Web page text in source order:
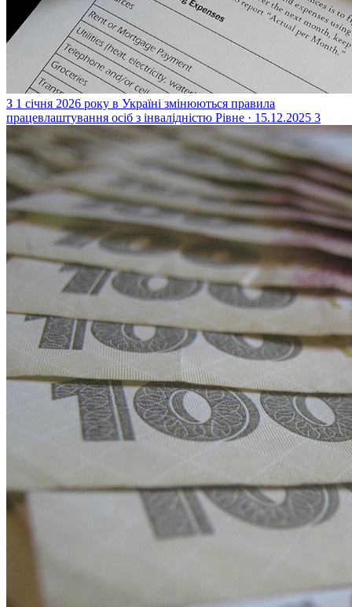
З 1 січня 2026 року в Україні змінюються правила
працевлаштування осіб з інвалідністю Рівне · 15.12.2025 3